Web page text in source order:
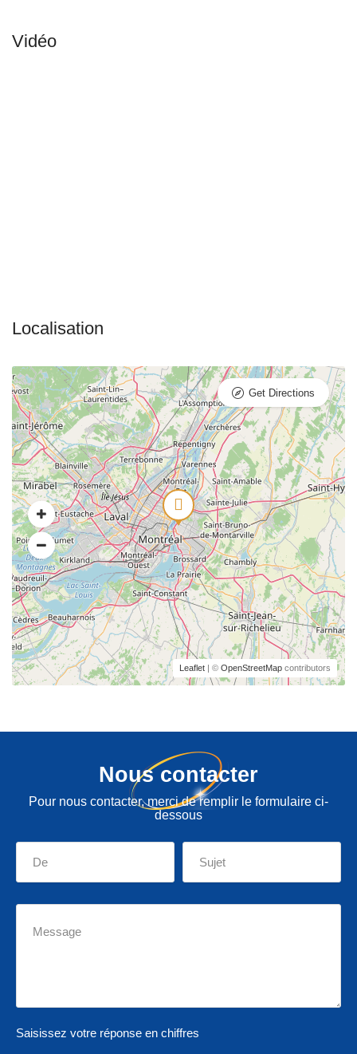
Leaflet | © OpenStreetMap contributors
Get Directions
Nous contacter
Pour nous contacter, merci de remplir le formulaire ci-
dessous
Saisissez votre réponse en chiffres